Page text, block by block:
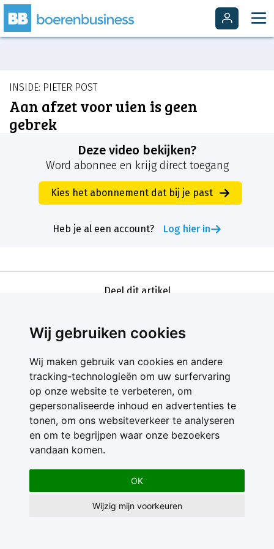
Wij gebruiken cookies
Wij maken gebruik van cookies en andere
tracking-technologieën om uw surfervaring
op onze website te verbeteren, om
gepersonaliseerde inhoud en advertenties te
tonen, om ons websiteverkeer te analyseren
en om te begrijpen waar onze bezoekers
vandaan komen.
OK
Wijzig mijn voorkeuren
INSIDE: PIETER POST
Aan afzet voor uien is geen
gebrek
Deze video bekijken?
Word abonnee en krijg direct toegang
Kies het abonnement dat bij je past
Heb je al een account? Log hier in
Deel dit artikel
Contact
Feedback
Nieuwsbrief
Adverteren
Gebruikersvoorwaarden
Privacy Statement